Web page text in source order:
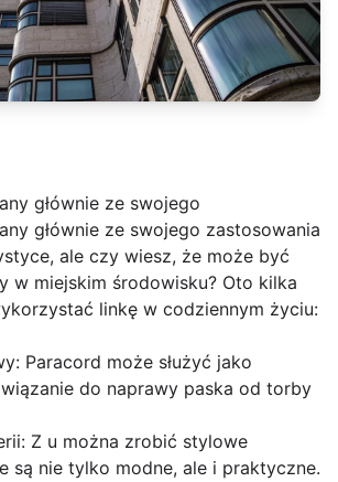
głównie ze swojego
głównie ze swojego zastosowania
ale czy wiesz, że może być
w miejskim środowisku? Oto kilka
linkę w codziennym życiu:
Paracord może służyć jako
do naprawy paska od torby
Z u można zrobić stylowe
są nie tylko modne, ale i praktyczne.